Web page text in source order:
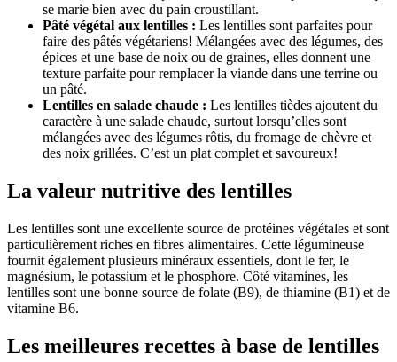
se marie bien avec du pain croustillant.
Pâté végétal aux lentilles : Les lentilles sont parfaites pour
faire des pâtés végétariens! Mélangées avec des légumes, des
épices et une base de noix ou de graines, elles donnent une
texture parfaite pour remplacer la viande dans une terrine ou
un pâté.
Lentilles en salade chaude : Les lentilles tièdes ajoutent du
caractère à une salade chaude, surtout lorsqu’elles sont
mélangées avec des légumes rôtis, du fromage de chèvre et
des noix grillées. C’est un plat complet et savoureux!
La valeur nutritive des lentilles
Les lentilles sont une excellente source de protéines végétales et sont
particulièrement riches en fibres alimentaires. Cette légumineuse
fournit également plusieurs minéraux essentiels, dont le fer, le
magnésium, le potassium et le phosphore. Côté vitamines, les
lentilles sont une bonne source de folate (B9), de thiamine (B1) et de
vitamine B6.
Les meilleures recettes à base de lentilles